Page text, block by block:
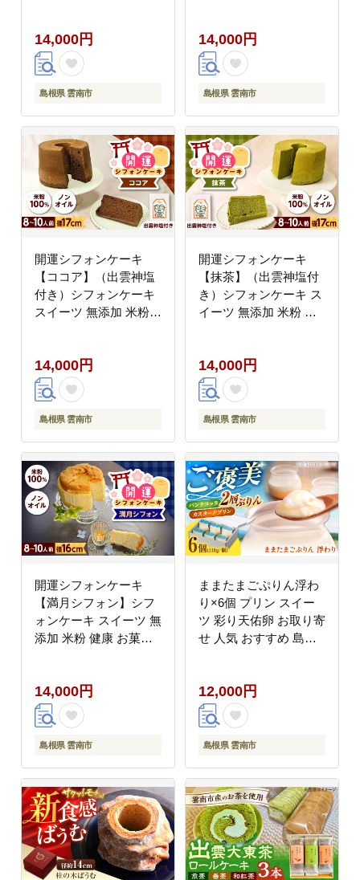
ッチン [AIEI008]
14,000円
島根県 雲南市
市/ももいろキッチン
[AIEI009]
14,000円
島根県 雲南市
開運シフォンケーキ
【ココア】（出雲神塩
付き）シフォンケーキ
スイーツ 無添加 米粉
ッチン [AIEI010]
14,000円
島根県 雲南市
開運シフォンケーキ
【抹茶】（出雲神塩付
き）シフォンケーキ ス
イーツ 無添加 米粉 健
チン [AIEI011]
14,000円
島根県 雲南市
開運シフォンケーキ
【満月シフォン】シフ
ォンケーキ スイーツ 無
添加 米粉 健康 お菓子
[AIEI012]
14,000円
島根県 雲南市
ままたまごぷりん浮わ
り×6個 プリン スイー
ツ 彩り天佑卵 お取り寄
せ 人気 おすすめ 島根
前綿屋ままたまご）
[AIAW001]
12,000円
島根県 雲南市